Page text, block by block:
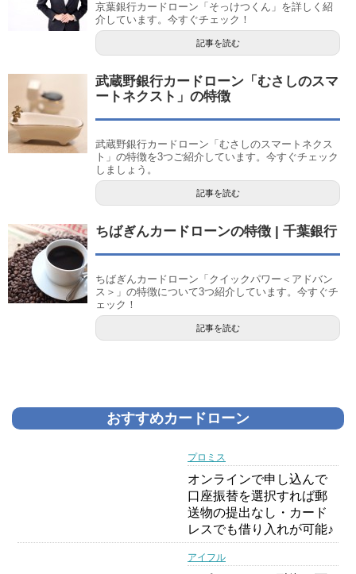
京葉銀行カードローン「そっけつくん」を詳しく紹
介しています。今すぐチェック！
記事を読む
武蔵野銀行カードローン「むさしのスマ
ートネクスト」の特徴
武蔵野銀行カードローン「むさしのスマートネクス
ト」の特徴を3つご紹介しています。今すぐチェック
しましょう。
記事を読む
ちばぎんカードローンの特徴 | 千葉銀行
ちばぎんカードローン「クイックパワー＜アドバン
ス＞」の特徴について3つ紹介しています。今すぐチ
ェック！
記事を読む
おすすめカードローン
プロミス
オンラインで申し込んで
口座振替を選択すれば郵
送物の提出なし・カード
レスでも借り入れが可能♪
アイフル